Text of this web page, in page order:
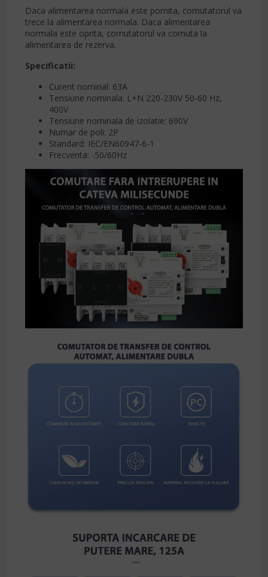
Daca alimentarea normala este pornita, comutatorul va
trece la alimentarea normala. Daca alimentarea
normala este oprita, comutatorul va comuta la
alimentarea de rezerva.
Specificatii:
Curent nominal: 63A
Tensiune nominala: L+N 220-230V 50-60 Hz,
400V
Tensiune nominala de izolatie: 690V
Numar de poli: 2P
Standard: IEC/EN60947-6-1
Frecventa: -50/60Hz